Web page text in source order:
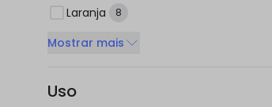
Laranja 8
Mostrar mais
Uso